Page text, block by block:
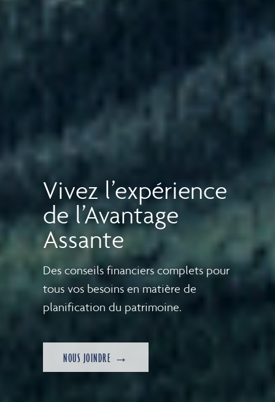
Vivez l’expérience
de l’Avantage
Assante
Des conseils financiers complets pour
tous vos besoins en matière de
planification du patrimoine.
NOUS JOINDRE →